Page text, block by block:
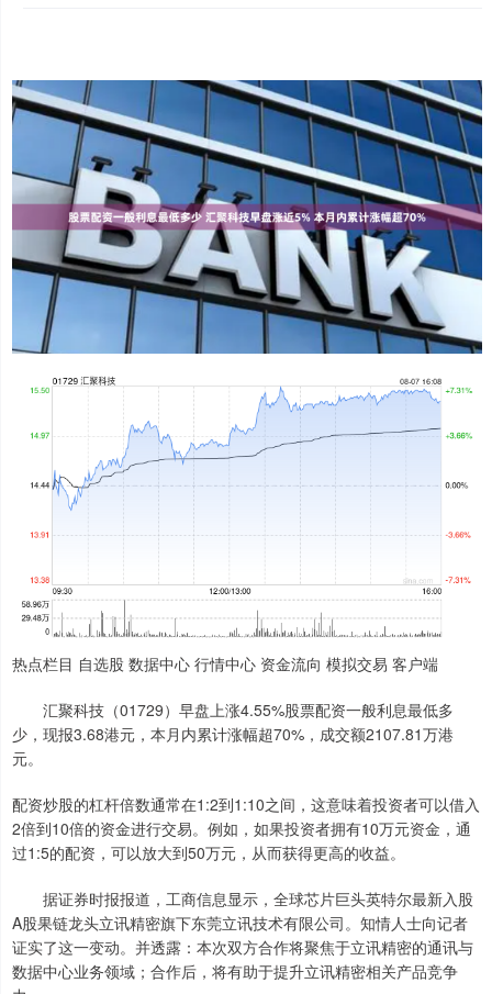
热点栏目 自选股 数据中心 行情中心 资金流向 模拟交易 客户端
汇聚科技（01729）早盘上涨4.55%股票配资一般利息最低多
少，现报3.68港元，本月内累计涨幅超70%，成交额2107.81万港
元。
配资炒股的杠杆倍数通常在1:2到1:10之间，这意味着投资者可以借入
2倍到10倍的资金进行交易。例如，如果投资者拥有10万元资金，通
过1:5的配资，可以放大到50万元，从而获得更高的收益。
据证券时报报道，工商信息显示，全球芯片巨头英特尔最新入股
A股果链龙头立讯精密旗下东莞立讯技术有限公司。知情人士向记者
证实了这一变动。并透露：本次双方合作将聚焦于立讯精密的通讯与
数据中心业务领域；合作后，将有助于提升立讯精密相关产品竞争